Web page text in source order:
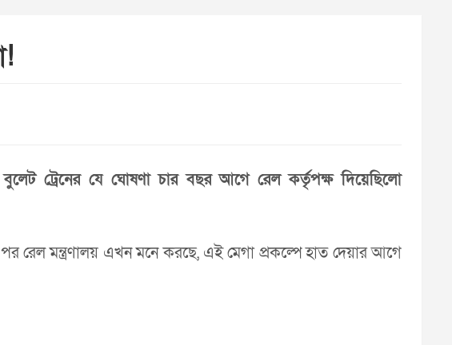
বুলেট ট্রেনের যে ঘোষণা চার বছর আগে রেল কর্তৃপক্ষ দিয়েছিলো
রেল মন্ত্রণালয় এখন মনে করছে, এই মেগা প্রকল্পে হাত দেয়ার আগে